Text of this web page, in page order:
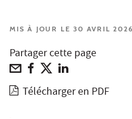
MIS À JOUR LE 30 AVRIL 2026
Partager cette page
Télécharger en PDF